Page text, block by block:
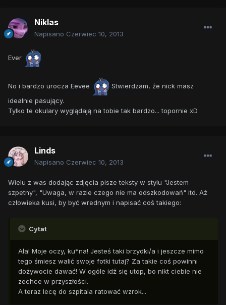
Niklas
Napisano Czerwiec 10, 2013
Ever
No i bardzo urocza Eevee
Stwierdzam, że nick masz
idealnie pasujący.
Tylko te okulary wyglądają na tobie tak bardzo... topornie xD
Linds
Napisano Czerwiec 10, 2013
Wielu z was dodając zdjęcia pisze teksty w stylu "Jestem
szpetny", "Uwaga, w razie czego nie ma odszkodowań" itd. Aż
człowieka kusi, by być wrednym i napisać coś takiego:
Cytat
Ała! Moje oczy, ku*na! Jesteś taki brzydki/a i jeszcze mimo
tego śmiesz walić swoje fotki tutaj? Za takie coś powinni
dożywocie dawać! W ogóle idź się utop, bo nikt ciebie nie
zechce w przyszłości.
A teraz lecę do szpitala ratować wzrok...